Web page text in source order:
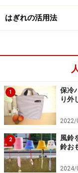
※手縫いの場合は
はぎれの活用法
1
保冷
り外
2022/
2
風鈴
鈴お
2024/